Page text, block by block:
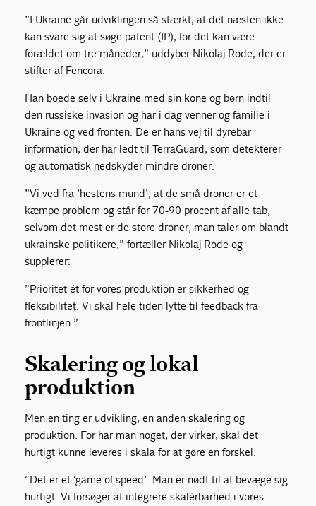
”I Ukraine går udviklingen så stærkt, at det næsten ikke
kan svare sig at søge patent (IP), for det kan være
forældet om tre måneder,” uddyber Nikolaj Rode, der er
stifter af Fencora.
Han boede selv i Ukraine med sin kone og børn indtil
den russiske invasion og har i dag venner og familie i
Ukraine og ved fronten. De er hans vej til dyrebar
information, der har ledt til TerraGuard, som detekterer
og automatisk nedskyder mindre droner.
”Vi ved fra ’hestens mund’, at de små droner er et
kæmpe problem og står for 70-90 procent af alle tab,
selvom det mest er de store droner, man taler om blandt
ukrainske politikere,” fortæller Nikolaj Rode og
supplerer:
”Prioritet ét for vores produktion er sikkerhed og
fleksibilitet. Vi skal hele tiden lytte til feedback fra
frontlinjen.”
Skalering og lokal
produktion
Men en ting er udvikling, en anden skalering og
produktion. For har man noget, der virker, skal det
hurtigt kunne leveres i skala for at gøre en forskel.
“Det er et ‘game of speed’. Man er nødt til at bevæge sig
hurtigt. Vi forsøger at integrere skalérbarhed i vores